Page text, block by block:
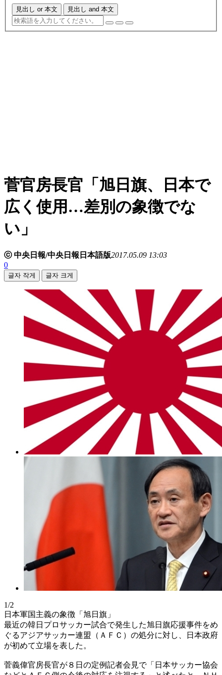
見出し or 本文 見出し and 本文
菅官房長官「旭日旗、日本で
広く使用…差別の象徴でな
い」
ⓒ 中央日報/中央日報日本語版2017.05.09 13:03
0
글자 작게 글자 크게
1/2
日本軍国主義の象徴「旭日旗」
最近の韓日プロサッカー試合で発生した旭日旗応援事件をめ
ぐるアジアサッカー連盟（ＡＦＣ）の処分に対し、日本政府
が初めて立場を表した。
菅義偉官房長官が８日の定例記者会見で「日本サッカー協会